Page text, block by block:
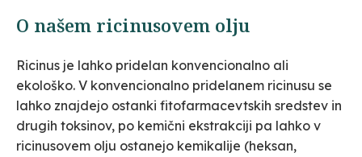
O našem ricinusovem olju
Ricinus je lahko pridelan konvencionalno ali
ekološko. V konvencionalno pridelanem ricinusu se
lahko znajdejo ostanki fitofarmacevtskih sredstev in
drugih toksinov, po kemični ekstrakciji pa lahko v
ricinusovem olju ostanejo kemikalije (heksan,